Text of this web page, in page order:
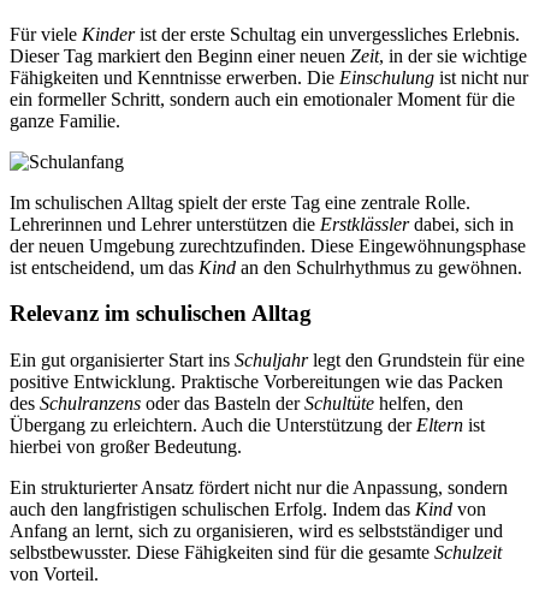
Für viele Kinderist der erste Schultag ein unvergessliches Erlebnis.
Dieser Tag markiert den Beginn einer neuen Zeit, in der sie wichtige
Fähigkeiten und Kenntnisse erwerben. Die Einschulung ist nicht nur
ein formeller Schritt, sondern auch ein emotionaler Moment für die
ganze Familie.
Im schulischen Alltag spielt der erste Tag eine zentrale Rolle.
Lehrerinnen und Lehrer unterstützen die Erstklässlerdabei, sich in
der neuen Umgebung zurechtzufinden. Diese Eingewöhnungsphase
ist entscheidend, um das Kind an den Schulrhythmus zu gewöhnen.
Relevanz im schulischen Alltag
Ein gut organisierter Start ins Schuljahrlegt den Grundstein für eine
positive Entwicklung. Praktische Vorbereitungen wie das Packen
des Schulranzens oder das Basteln derSchultüte helfen, den
Übergang zu erleichtern. Auch die Unterstützung der Eltern ist
hierbei von großer Bedeutung.
Ein strukturierter Ansatz fördert nicht nur die Anpassung, sondern
auch den langfristigen schulischen Erfolg. Indem das Kind von
Anfang an lernt, sich zu organisieren, wird es selbstständiger und
selbstbewusster. Diese Fähigkeiten sind für die gesamte Schulzeit
von Vorteil.